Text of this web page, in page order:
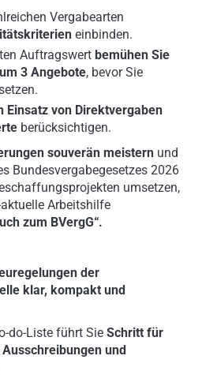
Vergabearten
einbinden.
Auftragswert bemühen Sie
3 Angebote, bevor Sie
Einsatz von Direktvergaben
berücksichtigen.
souverän meistern und
Bundesvergabegesetzes 2026
umsetzen,
Arbeitshilfe
zum BVergG“.
der
klar, kompakt und
do-Liste führt Sie Schritt für
und